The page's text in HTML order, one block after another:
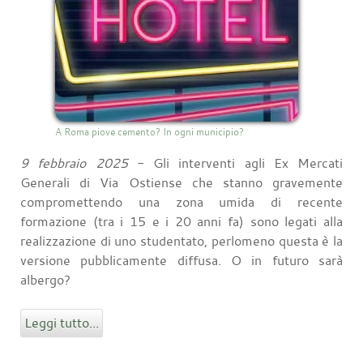
A Roma piove cemento? In ogni municipio?
9 febbraio 2025- Gli interventi agli Ex Mercati
Generali di Via Ostiense che stanno gravemente
compromettendo una zona umida di recente
formazione (tra i 15 e i 20 anni fa) sono legati alla
realizzazione di uno studentato, perlomeno questa è la
versione pubblicamente diffusa. O in futuro sarà
albergo?
Leggi tutto...